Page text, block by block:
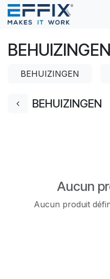
Se rendre au contenu
BEHUIZINGEN
BEHUIZINGEN
BEHUIZINGEN
Aucun
Aucun produit